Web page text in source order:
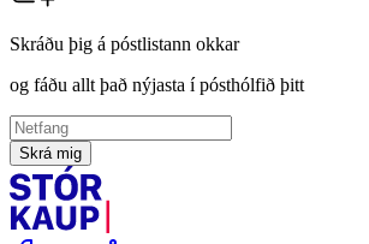
Skráðu þig á póstlistann okkar
og fáðu allt það nýjasta í pósthólfið þitt
Skrá mig